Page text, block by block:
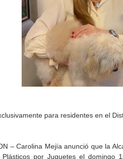
para residentes en el
– Carolina Mejía anunció que la
por Juguetes el domingo